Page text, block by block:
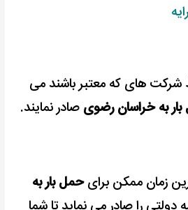
شرکت های که معتبر باشند می
به خراسان رضوی صادر نمایند.
زمان ممکن برایحمل بار به